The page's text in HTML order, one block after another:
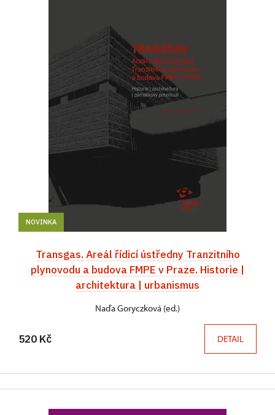
NOVINKA
Transgas. Areál řídicí ústředny Tranzitního
plynovodu a budova FMPE v Praze. Historie |
architektura | urbanismus
Naďa Goryczková (ed.)
520 Kč DETAIL